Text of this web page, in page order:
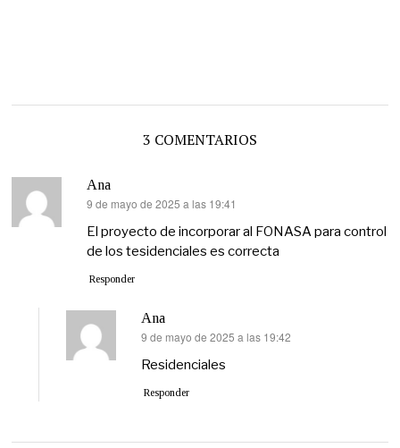
3 COMENTARIOS
Ana
dice:
9 de mayo de 2025 a las 19:41
El proyecto de incorporar al FONASA para control
de los tesidenciales es correcta
Responder
Ana
dice:
9 de mayo de 2025 a las 19:42
Residenciales
Responder